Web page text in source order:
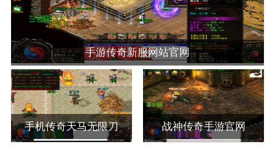
手游传奇新服网站官网
手机传奇天马无限刀 战神传奇手游官网